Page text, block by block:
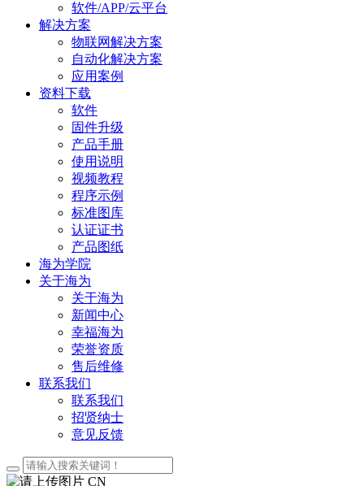
软件/APP/云平台
解决方案
物联网解决方案
自动化解决方案
应用案例
资料下载
软件
固件升级
产品手册
使用说明
视频教程
程序示例
标准图库
认证证书
产品图纸
海为学院
关于海为
关于海为
新闻中心
幸福海为
荣誉资质
售后维修
联系我们
联系我们
招贤纳士
意见反馈
CN